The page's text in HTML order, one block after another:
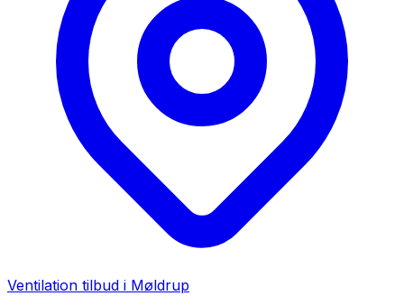
Ventilation tilbud i Møldrup